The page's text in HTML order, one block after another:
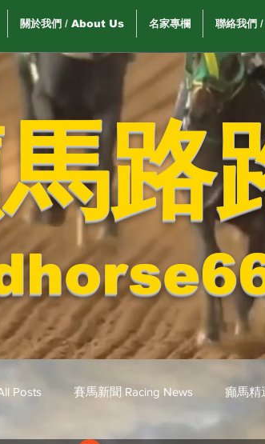
關於我們 / About Us 名家專欄 聯絡我
路
Posts 賽馬新聞 Racing News 癲馬精